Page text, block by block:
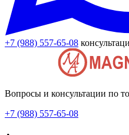
+7 (988) 557-65-08
Вопросы и консультации по
+7 (988) 557-65-08